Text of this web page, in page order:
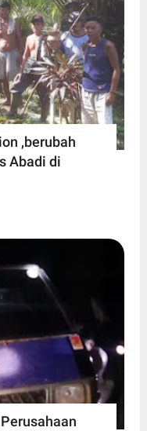
,berubah
Abadi di